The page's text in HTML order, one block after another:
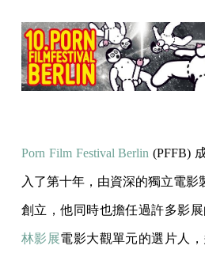
Porn Film Festival Berlin (PFFB)
入了第十年，由資深的獨立電影
創立，他同時也擔任過許多影
林影展電影大觀單元的選片人